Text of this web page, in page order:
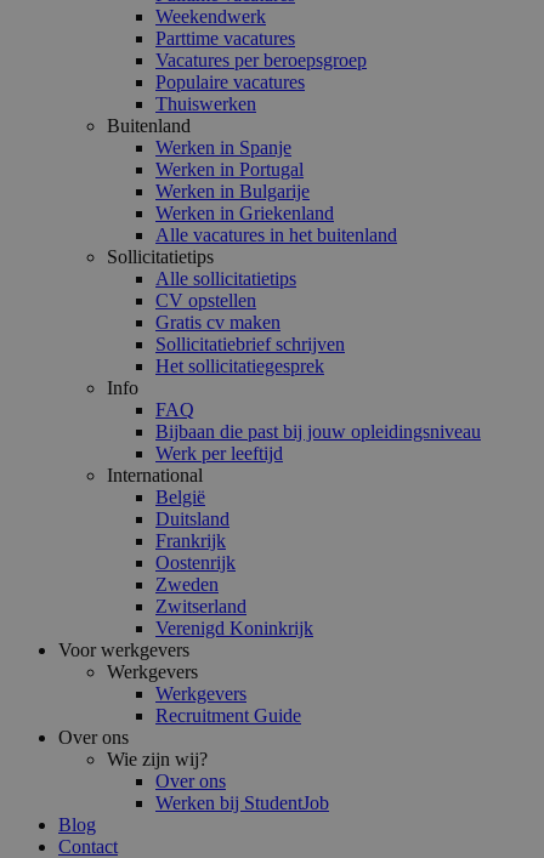
Weekendwerk
Parttime vacatures
Vacatures per beroepsgroep
Populaire vacatures
Thuiswerken
Buitenland
Werken in Spanje
Werken in Portugal
Werken in Bulgarije
Werken in Griekenland
Alle vacatures in het buitenland
Sollicitatietips
Alle sollicitatietips
CV opstellen
Gratis cv maken
Sollicitatiebrief schrijven
Het sollicitatiegesprek
Info
FAQ
Bijbaan die past bij jouw opleidingsniveau
Werk per leeftijd
International
België
Duitsland
Frankrijk
Oostenrijk
Zweden
Zwitserland
Verenigd Koninkrijk
Voor werkgevers
Werkgevers
Werkgevers
Recruitment Guide
Over ons
Wie zijn wij?
Over ons
Werken bij StudentJob
Blog
Contact